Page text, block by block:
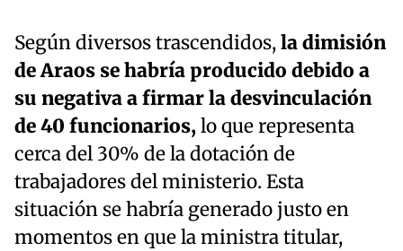
Según diversos trascendidos,la dimisión
de Araos se habría producido debido a
su negativa a firmar la desvinculación
de 40 funcionarios,lo que representa
cerca del 30% de la dotación de
trabajadores del ministerio. Esta
situación se habría generado justo en
momentos en que la ministra titular,